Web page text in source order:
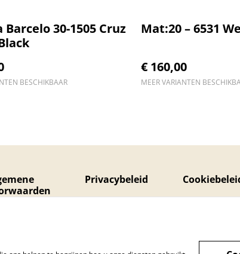
Barcelo 30-1505 Cruz
BESCHIKBAAR
Mat:20 – 6531
€ 160,00
MEER VARIANTEN
Privacybeleid